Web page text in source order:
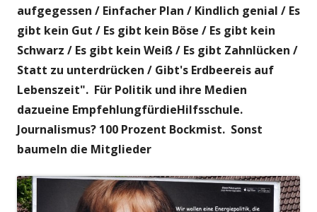
aufgegessen / Einfacher Plan / Kindlich genial / Es
gibt kein Gut / Es gibt kein Böse / Es gibt kein
Schwarz / Es gibt kein Weiß / Es gibt Zahnlücken /
Statt zu unterdrücken / Gibt's Erdbeereis auf
Lebenszeit". Für Politik und ihre Medien
dazueine EmpfehlungfürdieHilfsschule.
Journalismus? 100 Prozent Bockmist. Sonst
baumeln die Mitglieder